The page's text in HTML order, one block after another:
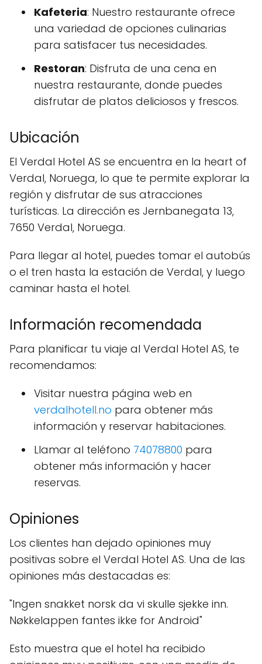
Kafeteria: Nuestro restaurante ofrece
una variedad de opciones culinarias
para satisfacer tus necesidades.
Restoran: Disfruta de una cena en
nuestra restaurante, donde puedes
disfrutar de platos deliciosos y frescos.
Ubicación
El Verdal Hotel AS se encuentra en la heart of
Verdal, Noruega, lo que te permite explorar la
región y disfrutar de sus atracciones
turísticas. La dirección es Jernbanegata 13,
7650 Verdal, Noruega.
Para llegar al hotel, puedes tomar el autobús
o el tren hasta la estación de Verdal, y luego
caminar hasta el hotel.
Información recomendada
Para planificar tu viaje al Verdal Hotel AS, te
recomendamos:
Visitar nuestra página web en
verdalhotell.no para obtener más
información y reservar habitaciones.
Llamar al teléfono 74078800 para
obtener más información y hacer
reservas.
Opiniones
Los clientes han dejado opiniones muy
positivas sobre el Verdal Hotel AS. Una de las
opiniones más destacadas es:
"Ingen snakket norsk da vi skulle sjekke inn.
Nøkkelappen fantes ikke for Android"
Esto muestra que el hotel ha recibido